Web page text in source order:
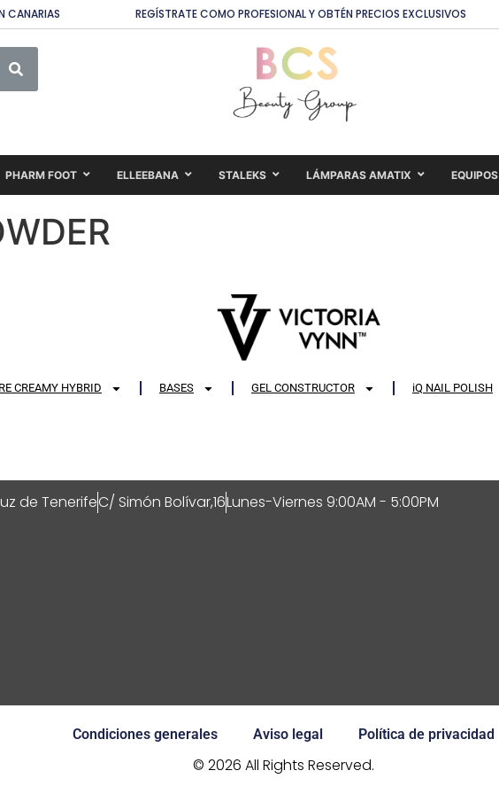
CANARIAS REGÍSTRATE COMO PROFESIONAL Y OBTÉN PRECIOS EXCLUSIVOS
PHARM FOOT ELLEEBANA STALEKS LÁMPARAS AMATIX EQUIPOS
CREAMY HYBRID BASES GEL CONSTRUCTOR iQ NAIL POLISH
de TenerifeC/ Simón Bolívar,16Lunes-Viernes 9:00AM - 5:00PM
Condiciones generales Aviso legal Política de privacidad
© 2026 All Rights Reserved.